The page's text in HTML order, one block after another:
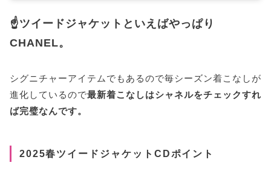
☝️ツイードジャケットといえばやっぱり
CHANEL。
シグニチャーアイテムでもあるので毎シーズン着こなしが
進化しているので最新着こなしはシャネルをチェックすれ
ば完璧なんです。
2025春ツイードジャケットCDポイント